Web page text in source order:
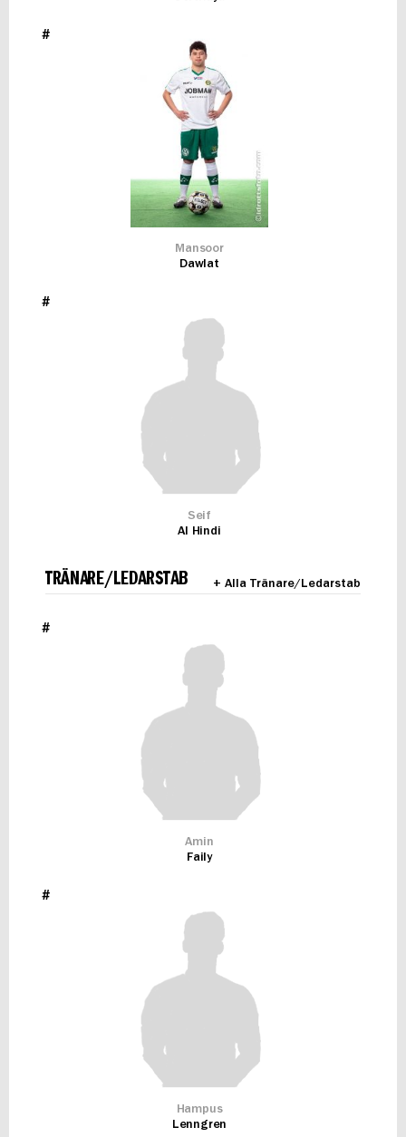
#
Mansoor
Dawlat
#
Seif
Al Hindi
TRÄNARE/LEDARSTAB + Alla Tränare/Ledarstab
#
Amin
Faily
#
Hampus
Lenngren